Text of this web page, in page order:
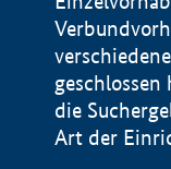
die
Art der